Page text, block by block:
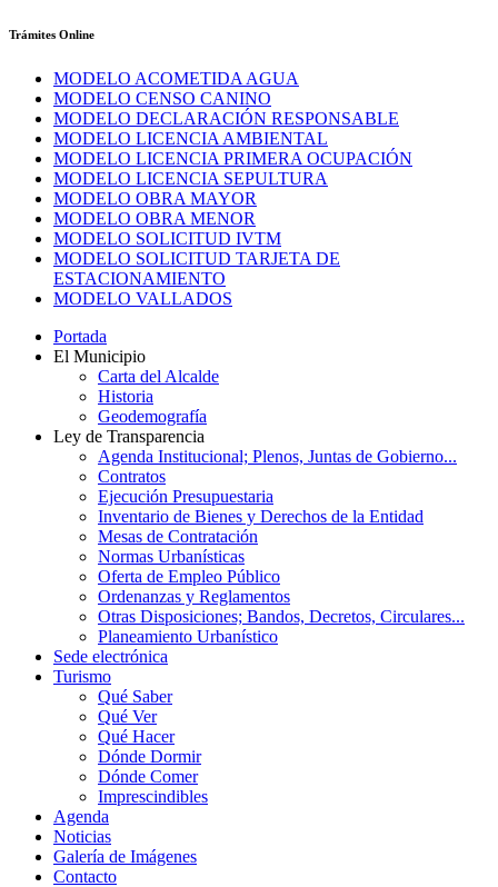
Trámites Online
MODELO ACOMETIDA AGUA
MODELO CENSO CANINO
MODELO DECLARACIÓN RESPONSABLE
MODELO LICENCIA AMBIENTAL
MODELO LICENCIA PRIMERA OCUPACIÓN
MODELO LICENCIA SEPULTURA
MODELO OBRA MAYOR
MODELO OBRA MENOR
MODELO SOLICITUD IVTM
MODELO SOLICITUD TARJETA DE
ESTACIONAMIENTO
MODELO VALLADOS
Portada
El Municipio
Carta del Alcalde
Historia
Geodemografía
Ley de Transparencia
Agenda Institucional; Plenos, Juntas de Gobierno...
Contratos
Ejecución Presupuestaria
Inventario de Bienes y Derechos de la Entidad
Mesas de Contratación
Normas Urbanísticas
Oferta de Empleo Público
Ordenanzas y Reglamentos
Otras Disposiciones; Bandos, Decretos, Circulares...
Planeamiento Urbanístico
Sede electrónica
Turismo
Qué Saber
Qué Ver
Qué Hacer
Dónde Dormir
Dónde Comer
Imprescindibles
Agenda
Noticias
Galería de Imágenes
Contacto